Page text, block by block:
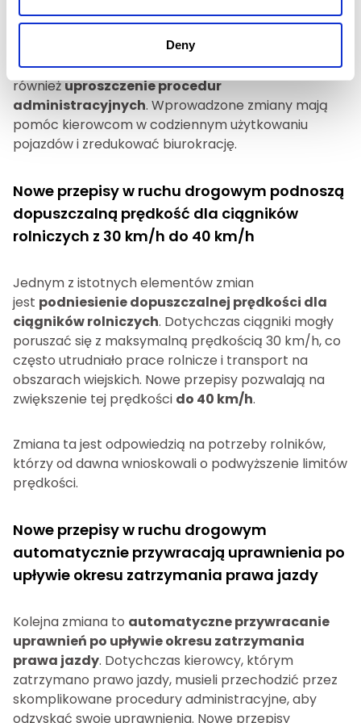
Deny
Nowe przepisy w ruchu drogowym mają na celu nie
tylko poprawę bezpieczeństwa na drogach, ale
równieżuproszczenie procedur
administracyjnych. Wprowadzone zmiany mają
pomóc kierowcom w codziennym użytkowaniu
pojazdów i zredukować biurokrację.
Nowe przepisy w ruchu drogowym podnoszą
dopuszczalną prędkość dla ciągników
rolniczych z 30 km/h do 40 km/h
Jednym z istotnych elementów zmian
jest podniesienie dopuszczalnej prędkości dla
ciągników rolniczych. Dotychczas ciągniki mogły
poruszać się z maksymalną prędkością 30 km/h, co
często utrudniało prace rolnicze i transport na
obszarach wiejskich. Nowe przepisy pozwalają na
zwiększenie tej prędkości do 40 km/h.
Zmiana ta jest odpowiedzią na potrzeby rolników,
którzy od dawna wnioskowali o podwyższenie limitów
prędkości.
Nowe przepisy w ruchu drogowym
automatycznie przywracają uprawnienia po
upływie okresu zatrzymania prawa jazdy
Kolejna zmiana to automatyczne przywracanie
uprawnień po upływie okresu zatrzymania
prawa jazdy. Dotychczas kierowcy, którym
zatrzymano prawo jazdy, musieli przechodzić przez
skomplikowane procedury administracyjne, aby
odzyskać swoje uprawnienia. Nowe przepisy